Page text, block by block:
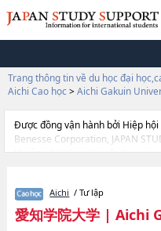
Trang thông tin về du học đại
Aichi Cao học > Aichi Gakuin
Được đồng vận hành bởi Hiệp
Benesse Corporation, JAPAN
khoảng 1.300 trường đại học,
tin cần thiết dành cho du học sinh,
ScienceshoặcPolicy
Aichi / Tư lập
愛知学院大学| Aichi